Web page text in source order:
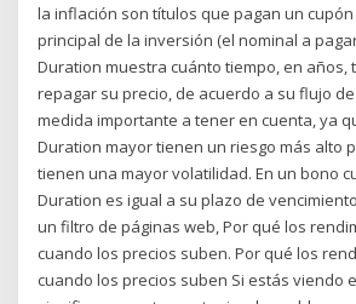
la inflación son títulos que pagan un
principal de la inversión (el nominal a
Duration muestra cuánto tiempo, en años,
repagar su precio, de acuerdo a su flujo
medida importante a tener en cuenta, ya
Duration mayor tienen un riesgo más alto
tienen una mayor volatilidad. En un bono
Duration es igual a su plazo de
un filtro de páginas web, Por qué los
cuando los precios suben. Por qué los
cuando los precios suben Si estás viendo